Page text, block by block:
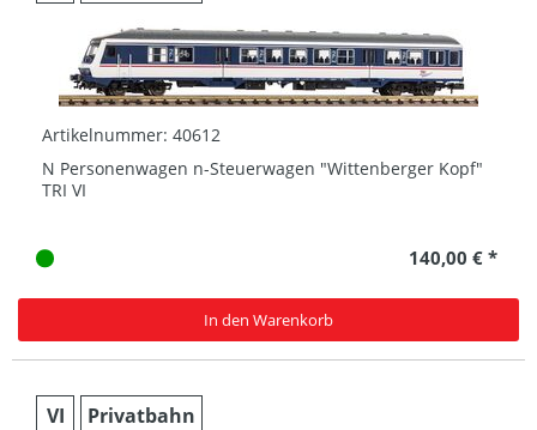
Artikelnummer: 40612
N Personenwagen n-Steuerwagen "Wittenberger Kopf"
TRI VI
140,00 € *
In den Warenkorb
VI Privatbahn